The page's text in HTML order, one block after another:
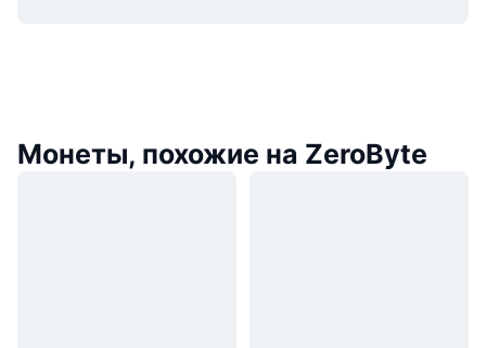
Монеты, похожие на ZeroByte